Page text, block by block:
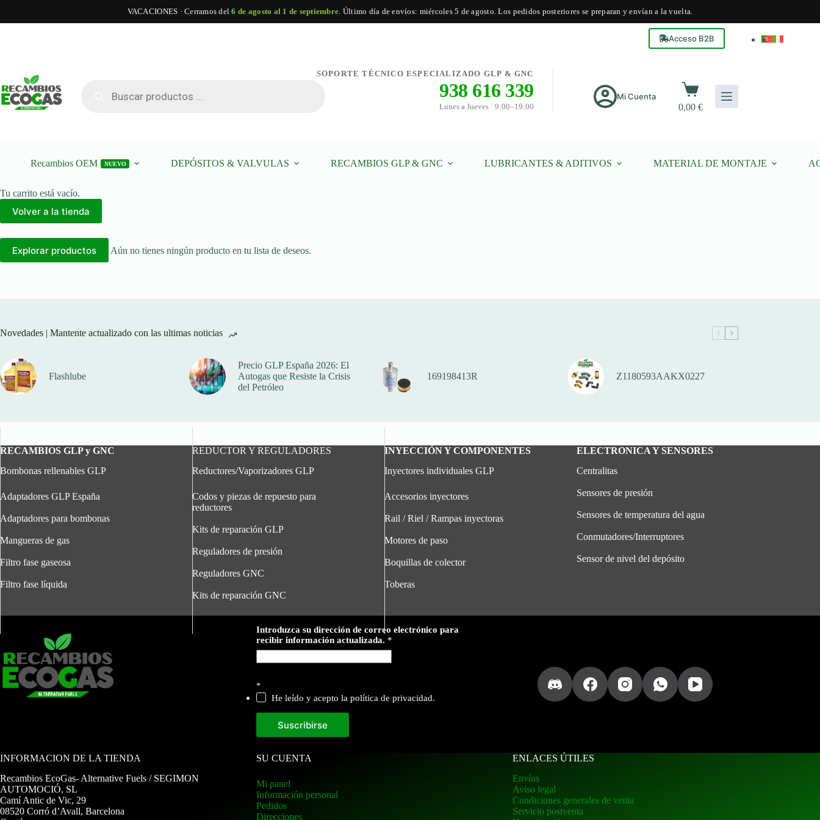
VACACIONES · Cerramos del6 de agosto al 1 de septiembre. Último día de envíos: miércoles 5 de agosto. Los pedidos posteriores se preparan y envían a la vuelta.
Acceso B2B
SOPORTE TÉCNICO ESPECIALIZADO GLP & GNC
938 616 339
Lunes a Jueves · 9:00–19:00
Mi Cuenta
Carro
de
compra
0,00 €
Recambios OEM NUEVO DEPÓSITOS & VALVULAS RECAMBIOS GLP & GNC LUBRICANTES & ADITIVOS MATERIAL DE MONTAJE
Tu carrito está vacío.
Volver a la tienda
Explorar productos Aún no tienes ningún producto en tu lista de deseos.
Novedades | Mantente actualizado con las ultimas noticias
Flashlube
Precio GLP España 2026: El
Autogas que Resiste la Crisis
del Petróleo
169198413R Z1180593AAKX0227
RECAMBIOS GLP y GNC
Bombonas rellenables GLP
Adaptadores GLP España
Adaptadores para bombonas
Mangueras de gas
Filtro fase gaseosa
Filtro fase líquida
REDUCTOR Y REGULADORES
Reductores/Vaporizadores GLP
Codos y piezas de repuesto para
reductores
Kits de reparación GLP
Reguladores de presión
Reguladores GNC
Kits de reparación GNC
INYECCIÓN Y COMPONENTES
Inyectores individuales GLP
Accesorios inyectores
Rail / Riel / Rampas inyectoras
Motores de paso
Boquillas de colector
Toberas
ELECTRONICA Y SENSORES
Centralitas
Sensores de presión
Sensores de temperatura del agua
Conmutadores/Interruptores
Sensor de nivel del depósito
l
e
c
t
ó
n
i
c
*
o
e
o
Introduzca su dirección de correo electrónico para
recibir información actualizada. *
*
He leído y acepto la política de privacidad.
Suscribirse
INFORMACION DE LA TIENDA
Recambios EcoGas- Alternative Fuels / SEGIMON
AUTOMOCIÓ, SL
Camí Antic de Vic, 29
08520 Corró d’Avall, Barcelona
SU CUENTA
Mi panel
Información personal
Pedidos
Direcciones
ENLACES ÚTILES
Envíos
Aviso legal
Condiciones generales de venta
Servicio postventa